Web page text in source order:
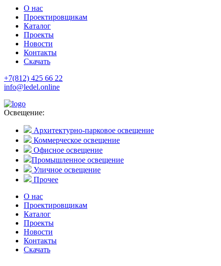
О нас
Проектировщикам
Каталог
Проекты
Новости
Контакты
Скачать
+7(812) 425 66 22
info@ledel.online
Освещение:
Архитектурно-парковое освещение
Коммерческое освещение
Офисное освещение
Промышленное освещение
Уличное освещение
Прочее
О нас
Проектировщикам
Каталог
Проекты
Новости
Контакты
Скачать